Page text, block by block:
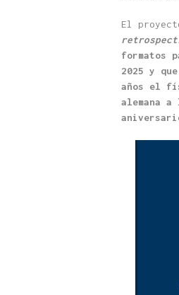
El
formatos
2025 y
años el
alemana